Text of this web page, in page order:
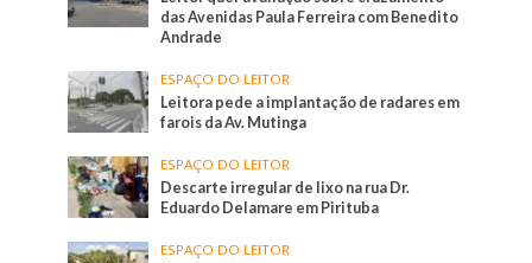
das Avenidas Paula Ferreira com Benedito
Andrade
ESPAÇO DO LEITOR
Leitora pede a implantação de radares em
farois da Av. Mutinga
ESPAÇO DO LEITOR
Descarte irregular de lixo na rua Dr.
Eduardo Delamare em Pirituba
ESPAÇO DO LEITOR